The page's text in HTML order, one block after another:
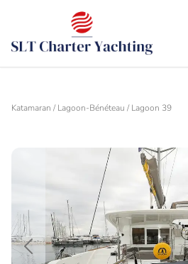
Katamaran / Lagoon-Bénéteau / Lagoon 39